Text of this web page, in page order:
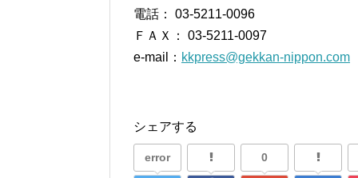
電話： 03-5211-0096
ＦＡＸ： 03-5211-0097
e-mail： kkpress@gekkan-nippon.com
シェアする
error 0